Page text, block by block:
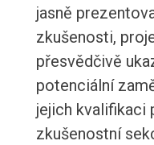
jasně
zkušenosti,
přesvědčivě
potenciální
jejich kvalifikaci
zkušenostní